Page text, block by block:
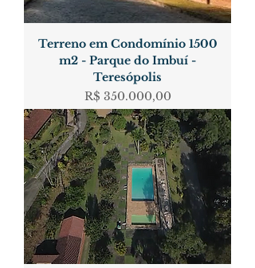
Terreno em Condomínio 1500
m2 - Parque do Imbuí -
Teresópolis
Preço
R$ 350.000,00